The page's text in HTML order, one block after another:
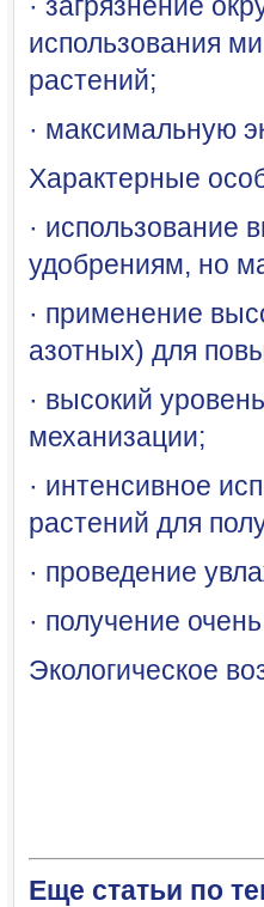
использования
растений;
· максимальную
Характерные
· использование
удобрениям, но
· применение
азотных) для
· высокий
механизации;
· интенсивное
растений для
· проведение
· получение
Экологическое
Еще статьи по